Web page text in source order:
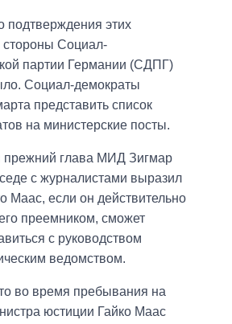
подтверждения этих
Социал-
партии Германии (СДПГ)
Социал-демократы
представить список
на министерские посты.
прежний глава МИД Зигмар
с журналистами выразил
Маас, если он действительно
преемником, сможет
с руководством
ведомством.
во время пребывания на
юстиции Гайко Маас